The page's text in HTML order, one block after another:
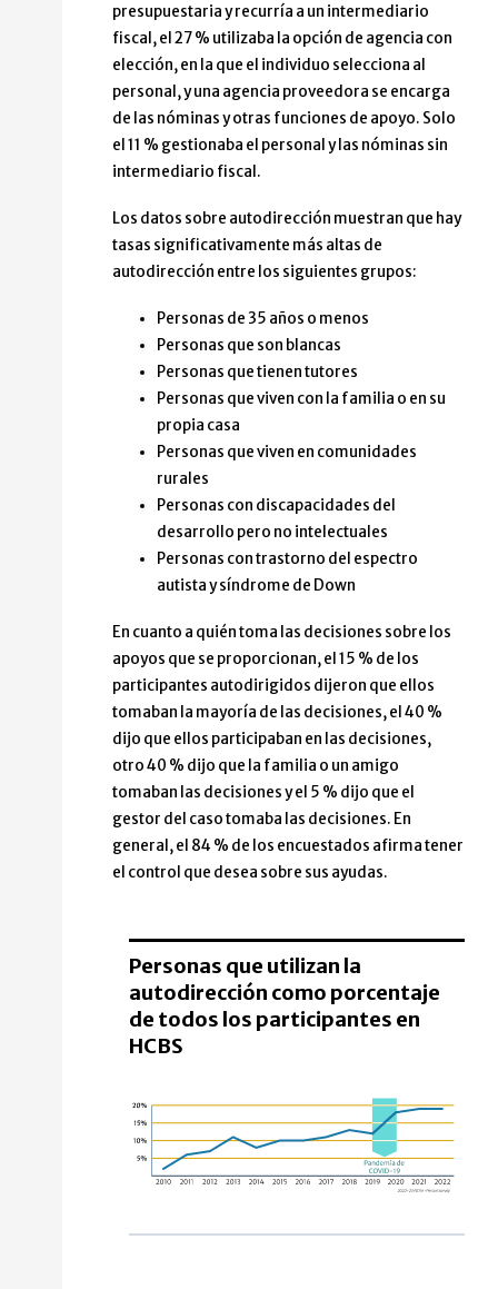
presupuestaria y recurría a un intermediario
fiscal, el 27 % utilizaba la opción de agencia con
elección, en la que el individuo selecciona al
personal, y una agencia proveedora se encarga
de las nóminas y otras funciones de apoyo. Solo
el 11 % gestionaba el personal y las nóminas sin
intermediario fiscal.
Los datos sobre autodirección muestran que hay
tasas significativamente más altas de
autodirección entre los siguientes grupos:
Personas de 35 años o menos
Personas que son blancas
Personas que tienen tutores
Personas que viven con la familia o en su
propia casa
Personas que viven en comunidades
rurales
Personas con discapacidades del
desarrollo pero no intelectuales
Personas con trastorno del espectro
autista y síndrome de Down
En cuanto a quién toma las decisiones sobre los
apoyos que se proporcionan, el 15 % de los
participantes autodirigidos dijeron que ellos
tomaban la mayoría de las decisiones, el 40 %
dijo que ellos participaban en las decisiones,
otro 40 % dijo que la familia o un amigo
tomaban las decisiones y el 5 % dijo que el
gestor del caso tomaba las decisiones. En
general, el 84 % de los encuestados afirma tener
el control que desea sobre sus ayudas.
Personas que utilizan la
autodirección como porcentaje
de todos los participantes en
HCBS